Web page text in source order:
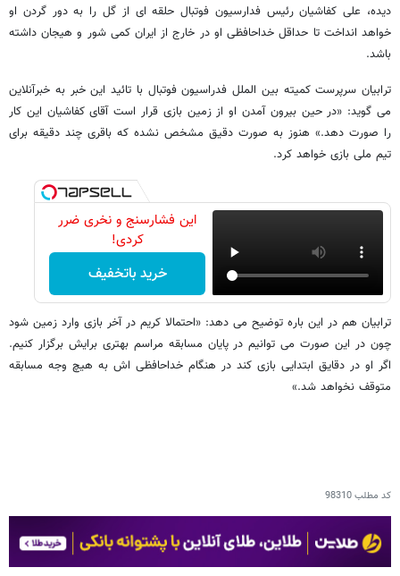
دیده، علی کفاشیان رئیس فدارسیون فوتبال حلقه ای از گل را به دور گردن او
خواهد انداخت تا حداقل خداحافظی او در خارج از ایران کمی شور و هیجان داشته
باشد.
ترابیان سرپرست کمیته بین الملل فدراسیون فوتبال با تائید این خبر به خبرآنلاین
می گوید: «در حین بیرون آمدن او از زمین بازی قرار است آقای کفاشیان این کار
را صورت دهد.» هنوز به صورت دقیق مشخص نشده که باقری چند دقیقه برای
تیم ملی بازی خواهد کرد.
این فشارسنج و نخری ضرر
کردی!
خرید باتخفیف
ترابیان هم در این باره توضیح می دهد: «احتمالا کریم در آخر بازی وارد زمین شود
چون در این صورت می توانیم در پایان مسابقه مراسم بهتری برایش برگزار کنیم.
اگر او در دقایق ابتدایی بازی کند در هنگام خداحافظی اش به هیچ وجه مسابقه
متوقف نخواهد شد.»
کد مطلب98310